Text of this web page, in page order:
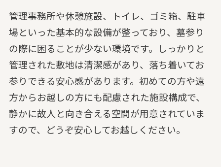
管理事務所や休憩施設、トイレ、ゴミ箱、駐車
場といった基本的な設備が整っており、墓参り
の際に困ることが少ない環境です。しっかりと
管理された敷地は清潔感があり、落ち着いてお
参りできる安心感があります。初めての方や遠
方からお越しの方にも配慮された施設構成で、
静かに故人と向き合える空間が用意されていま
すので、どうぞ安心してお越しください。